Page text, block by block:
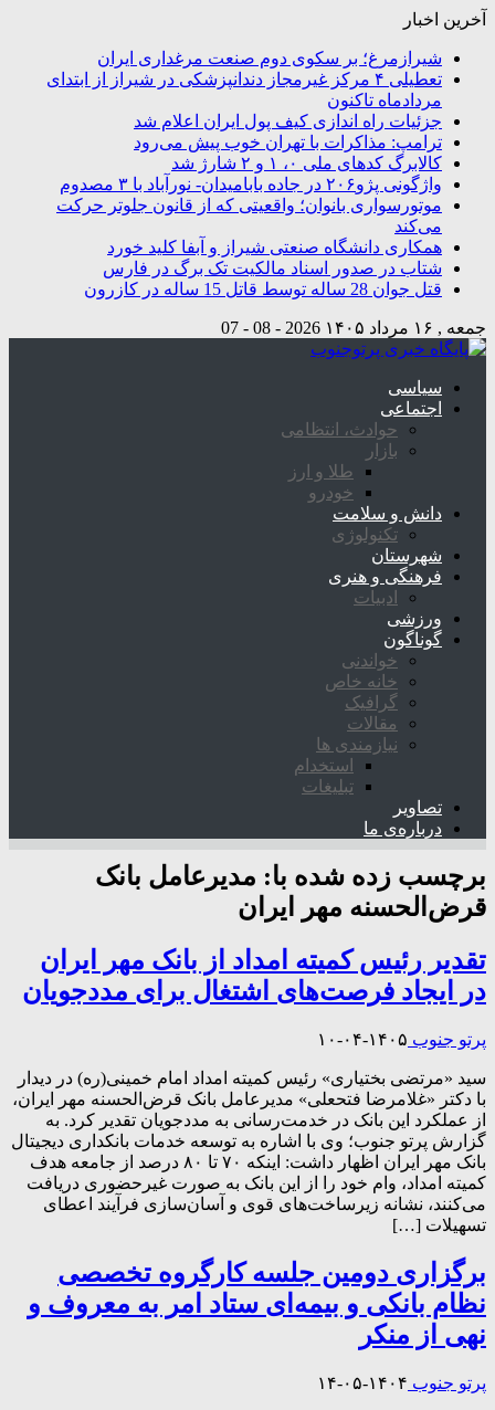
آخرین اخبار
شیرازمرغ؛ بر سکوی دوم صنعت مرغداری ایران
تعطیلی ۴ مرکز غیرمجاز دندانپزشکی در شیراز از ابتدای
مردادماه تاکنون
جزئیات راه اندازی کیف پول ایران اعلام شد
ترامپ: مذاکرات با تهران خوب پیش می‌رود
کالابرگ کدهای ملی ۰، ۱ و ۲ شارژ شد
واژگونی پژو۲۰۶ در جاده بابامیدان- نورآباد با ۳ مصدوم
موتورسواری بانوان؛ واقعیتی که از قانون جلوتر حرکت
می‌کند
همکاری دانشگاه صنعتی شیراز و آبفا کلید خورد
شتاب در صدور اسناد مالکیت تک برگ در فارس
قتل جوان 28 ساله توسط قاتل 15 ساله در کازرون
جمعه , ۱۶ مرداد ۱۴۰۵ 2026 - 08 - 07
سیاسی
اجتماعی
حوادث، انتظامی
بازار
طلا و ارز
خودرو
دانش و سلامت
تکنولوژی
شهرستان
فرهنگی و هنری
ادبیات
ورزشی
گوناگون
خواندنی
خانه خاص
گرافیک
مقالات
نیازمندی ها
استخدام
تبلیغات
تصاویر
درباره‌ی ما
برچسب زده شده با: مدیرعامل بانک
قرض‌الحسنه مهر ایران
تقدیر رئیس کمیته امداد از بانک مهر ایران
در ایجاد فرصت‌های اشتغال برای مددجویان
پرتو جنوب ۱۴۰۵-۰۴-۱۰
سید «مرتضی بختیاری» رئیس کمیته امداد امام خمینی(ره) در دیدار
با دکتر «غلامرضا فتحعلی» مدیرعامل بانک قرض‌الحسنه مهر ایران،
از عملکرد این بانک در خدمت‌رسانی به مددجویان تقدیر کرد. به
گزارش پرتو جنوب؛ وی با اشاره به توسعه خدمات بانکداری دیجیتال
بانک مهر ایران اظهار داشت: اینکه ۷۰ تا ۸۰ درصد از جامعه هدف
کمیته امداد، وام خود را از این بانک به صورت غیرحضوری دریافت
می‌کنند، نشانه زیرساخت‌های قوی و آسان‌سازی فرآیند اعطای
تسهیلات […]
برگزاری دومین جلسه کارگروه تخصصی
نظام بانکی و بیمه‌ای ستاد امر به معروف و
نهی از منکر
پرتو جنوب ۱۴۰۴-۰۵-۱۴